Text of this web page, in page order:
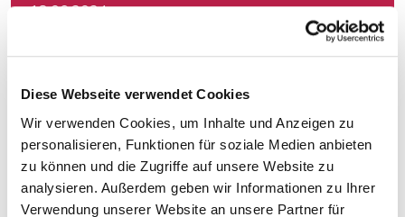
Diese Webseite verwendet Cookies
Wir verwenden Cookies, um Inhalte und Anzeigen zu
personalisieren, Funktionen für soziale Medien anbieten
zu können und die Zugriffe auf unsere Website zu
analysieren. Außerdem geben wir Informationen zu Ihrer
Verwendung unserer Website an unsere Partner für
18.06.2024
20.06.2024
24.06.2024
Auftritt vor der Kamera – souverän und authentisch